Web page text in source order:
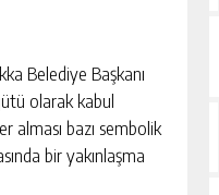
Belediye Başkanı
olarak kabul
alması bazı sembolik
bir yakınlaşma